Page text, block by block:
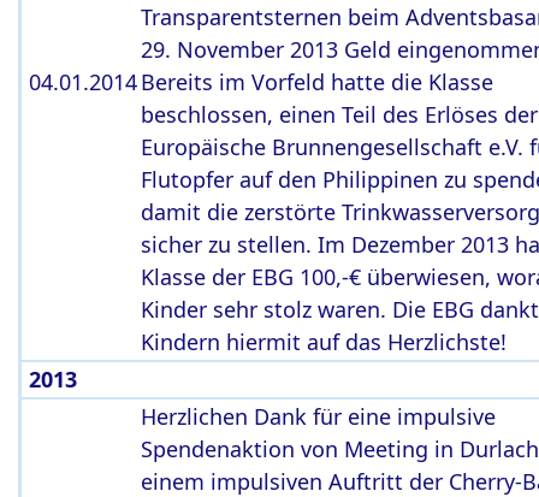
04.01.2014
Transparentsternen beim
29. November 2013 Geld
Bereits im Vorfeld hatte die Klasse
beschlossen, einen Teil des Erlöses der
Europäische Brunnengesellschaft e.V.
Flutopfer auf den Philippinen zu
damit die zerstörte
sicher zu stellen. Im Dezember 2013
Klasse der EBG 100,-€ überwiesen,
Kinder sehr stolz waren. Die EBG
Kindern hiermit auf das Herzlichste!
2013
Herzlichen Dank für eine impulsive
Spendenaktion von Meeting in
einem impulsiven Auftritt der Cherry-